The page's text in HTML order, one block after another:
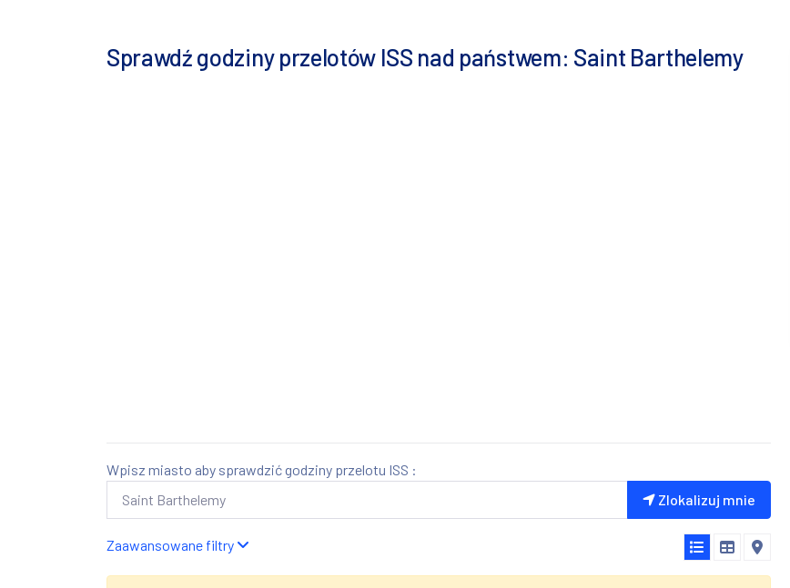
Sprawdź godziny przelotów ISS nad państwem: Saint Barthelemy
Wpisz miasto aby sprawdzić godziny przelotu ISS :
Zlokalizuj mnie
Zaawansowane filtry